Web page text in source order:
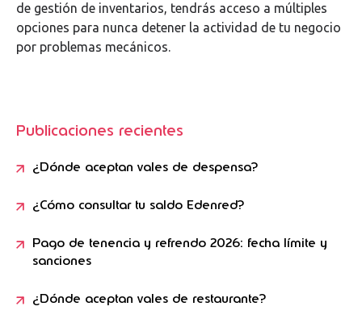
de gestión de inventarios, tendrás acceso a múltiples
opciones para nunca detener la actividad de tu negocio
por problemas mecánicos.
Publicaciones recientes
¿Dónde aceptan vales de despensa?
¿Cómo consultar tu saldo Edenred?
Pago de tenencia y refrendo 2026: fecha límite y
sanciones
¿Dónde aceptan vales de restaurante?